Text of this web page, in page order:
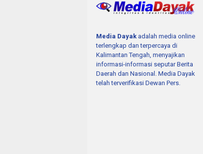
Media Dayak adalah media online
terlengkap dan terpercaya di
Kalimantan Tengah, menyajikan
informasi-informasi seputar Berita
Daerah dan Nasional. Media Dayak
telah terverifikasi Dewan Pers.